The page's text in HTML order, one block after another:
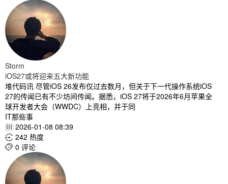
Storm
iOS27或将迎来五大新功能
堆代码讯 尽管iOS 26发布仅过去数月，但关于下一代操作系统iOS
27的传闻已有不少坊间传闻。据悉，iOS 27将于2026年6月苹果全
球开发者大会（WWDC）上亮相，并于同
IT那些事
 2026-01-08 08:39
 242 热度
 0 评论